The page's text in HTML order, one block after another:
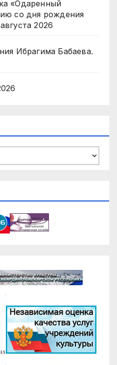
«Одаренный
со дня рождения
2026
Ибрагима Бабаева.